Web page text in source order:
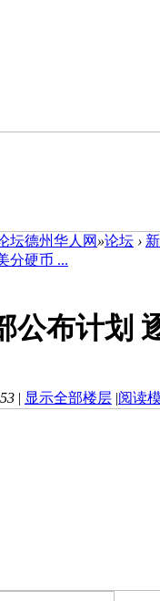
坛德州华人网 »论坛 ›
分硬币 ...
公布计划
| 显示全部楼层 |阅读